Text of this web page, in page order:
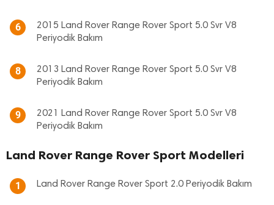
6
2015 Land Rover Range Rover Sport 5.0 Svr V8
Periyodik Bakım
8
2013 Land Rover Range Rover Sport 5.0 Svr V8
Periyodik Bakım
9
2021 Land Rover Range Rover Sport 5.0 Svr V8
Periyodik Bakım
Land Rover Range Rover Sport Modelleri
1 Land Rover Range Rover Sport 2.0 Periyodik Bakım